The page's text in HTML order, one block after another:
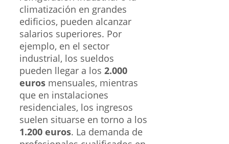
Otras titulaciones que
puedes realizar en un
Ciclo Formativo
Presencial
Descubre las distintas
titulaciones que ofrece la FP
Presencialpara impulsar tu
carrera.